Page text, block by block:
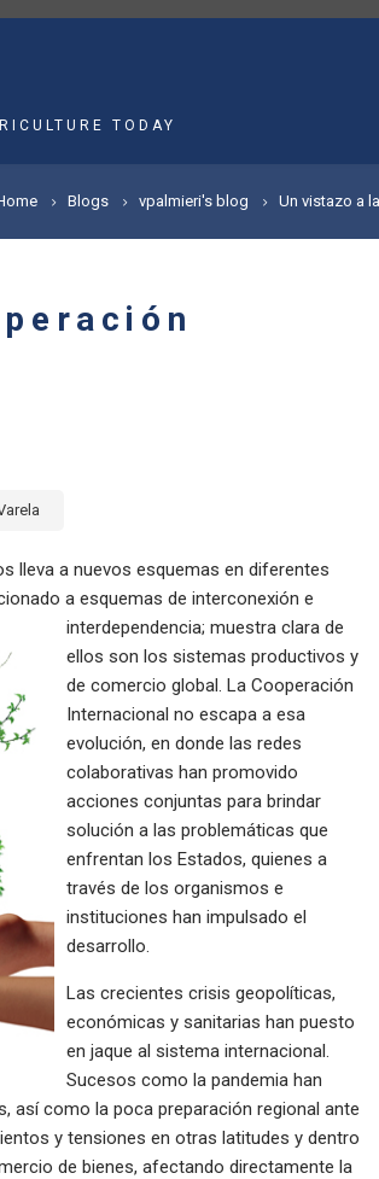
TODAY
Blogs vpalmieri's blog Un vistazo a
lleva a nuevos esquemas en diferentes
a esquemas de interconexión e
interdependencia; muestra clara de
ellos son los sistemas productivos y
de comercio global. La Cooperación
Internacional no escapa a esa
evolución, en donde las redes
colaborativas han promovido
acciones conjuntas para brindar
solución a las problemáticas que
enfrentan los Estados, quienes a
través de los organismos e
instituciones han impulsado el
desarrollo.
Las crecientes crisis geopolíticas,
económicas y sanitarias han puesto
en jaque al sistema internacional.
Sucesos como la pandemia han
así como la poca preparación regional ante
y tensiones en otras latitudes y dentro
de bienes, afectando directamente la